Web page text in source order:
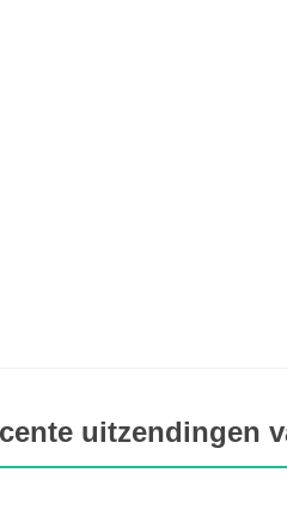
uitzendingen